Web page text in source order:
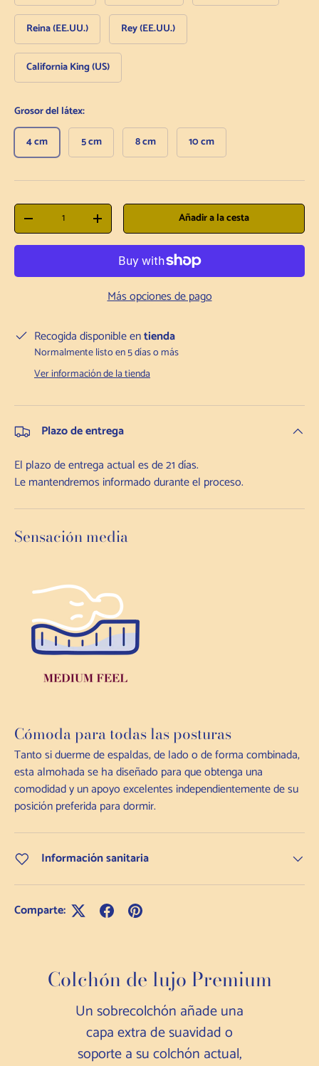
Reina (EE.UU.) Rey (EE.UU.)
California King (US)
Grosor del látex:
4 cm
5 cm 8 cm 10 cm
Cantidad
Disminuir la cantidadAumentar la cantidadAñadir a la cesta
Más opciones de pago
Recogida disponible entienda
Normalmente listo en 5 días o más
Ver información de la tienda
Plazo de entrega
El plazo de entrega actual es de 21 días.
Le mantendremos informado durante el proceso.
Sensación media
Cómoda para todas las posturas
Tanto si duerme de espaldas, de lado o de forma combinada,
esta almohada se ha diseñado para que obtenga una
comodidad y un apoyo excelentes independientemente de su
posición preferida para dormir.
Información sanitaria
Comparte:
Colchón de lujo Premium
Un sobrecolchón añade una
capa extra de suavidad o
soporte a su colchón actual,